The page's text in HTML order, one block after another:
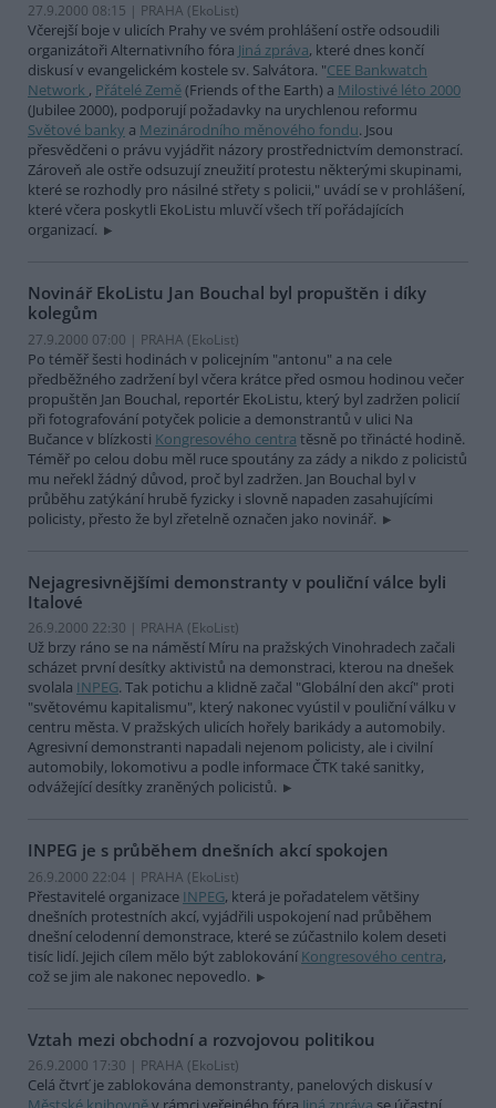
27.9.2000 08:15 | PRAHA (EkoList)
Včerejší boje v ulicích Prahy ve svém prohlášení ostře odsoudili
organizátoři Alternativního fóra Jiná zpráva, které dnes končí
diskusí v evangelickém kostele sv. Salvátora. "CEE Bankwatch
Network , Přátelé Země(Friends of the Earth) a Milostivé léto 2000
(Jubilee 2000), podporují požadavky na urychlenou reformu
Světové banky a Mezinárodního měnového fondu. Jsou
přesvědčeni o právu vyjádřit názory prostřednictvím demonstrací.
Zároveň ale ostře odsuzují zneužití protestu některými skupinami,
které se rozhodly pro násilné střety s policii," uvádí se v prohlášení,
které včera poskytli EkoListu mluvčí všech tří pořádajících
organizací.
Novinář EkoListu Jan Bouchal byl propuštěn i díky
kolegům
27.9.2000 07:00 | PRAHA (EkoList)
Po téměř šesti hodinách v policejním "antonu" a na cele
předběžného zadržení byl včera krátce před osmou hodinou večer
propuštěn Jan Bouchal, reportér EkoListu, který byl zadržen policií
při fotografování potyček policie a demonstrantů v ulici Na
Bučance v blízkosti Kongresového centra těsně po třinácté hodině.
Téměř po celou dobu měl ruce spoutány za zády a nikdo z policistů
mu neřekl žádný důvod, proč byl zadržen. Jan Bouchal byl v
průběhu zatýkání hrubě fyzicky i slovně napaden zasahujícími
policisty, přesto že byl zřetelně označen jako novinář.
Nejagresivnějšími demonstranty v pouliční válce byli
Italové
26.9.2000 22:30 | PRAHA (EkoList)
Už brzy ráno se na náměstí Míru na pražských Vinohradech začali
scházet první desítky aktivistů na demonstraci, kterou na dnešek
svolala INPEG. Tak potichu a klidně začal "Globální den akcí" proti
"světovému kapitalismu", který nakonec vyústil v pouliční válku v
centru města. V pražských ulicích hořely barikády a automobily.
Agresivní demonstranti napadali nejenom policisty, ale i civilní
automobily, lokomotivu a podle informace ČTK také sanitky,
odvážející desítky zraněných policistů.
INPEG je s průběhem dnešních akcí spokojen
26.9.2000 22:04 | PRAHA (EkoList)
Přestavitelé organizace INPEG, která je pořadatelem většiny
dnešních protestních akcí, vyjádřili uspokojení nad průběhem
dnešní celodenní demonstrace, které se zúčastnilo kolem deseti
tisíc lidí. Jejich cílem mělo být zablokování Kongresového centra,
což se jim ale nakonec nepovedlo.
Vztah mezi obchodní a rozvojovou politikou
26.9.2000 17:30 | PRAHA (EkoList)
Celá čtvrť je zablokována demonstranty, panelových diskusí v